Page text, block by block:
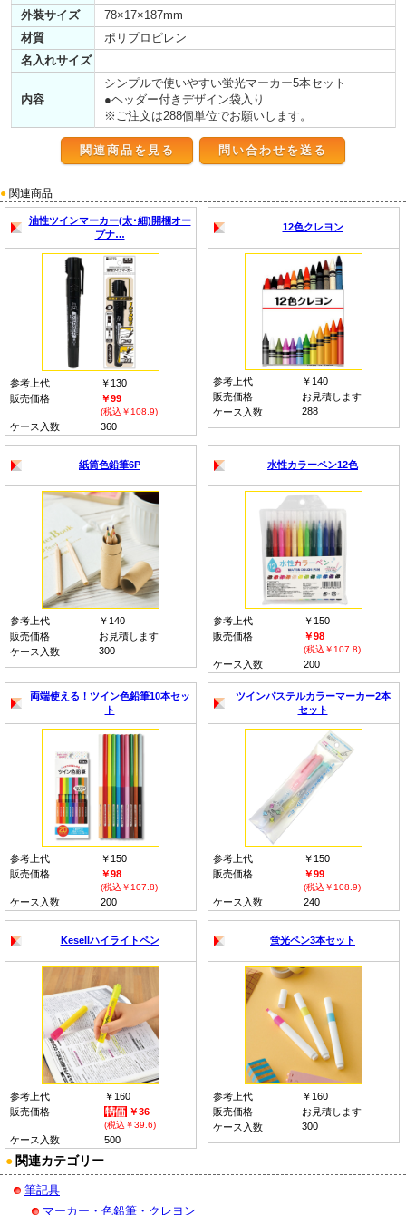
外装サイズ
78×17×187mm
材質
ポリプロピレン
名入れサイズ
内容
シンプルで使いやすい蛍光マーカー5本セット
●ヘッダー付きデザイン袋入り
※ご注文は288個単位でお願いします。
関連商品を見る
● 関連商品
油性ツインマーカー(太･細)開梱オー
プナ…
参考上代
￥130
販売価格
￥99
(税込￥108.9)
ケース入数 360
12色クレヨン
参考上代
￥140
販売価格
お見積します
ケース入数
288
紙筒色鉛筆6P
参考上代
￥140
販売価格
お見積します
ケース入数
300
水性カラーペン12色
参考上代
￥150
販売価格
￥98
(税込￥107.8)
ケース入数 200
両端使える！ツイン色鉛筆10本セッ
ト
参考上代
￥150
販売価格
￥98
(税込￥107.8)
ケース入数 200
ツインパステルカラーマーカー2本
セット
参考上代
￥150
販売価格
￥99
(税込￥108.9)
ケース入数 240
Kesellハイライトペン
参考上代
￥160
販売価格
￥36
(税込￥39.6)
ケース入数 500
蛍光ペン3本セット
参考上代
￥160
販売価格
お見積します
ケース入数
300
● 関連カテゴリー
筆記具
マーカー・色鉛筆・クレヨン